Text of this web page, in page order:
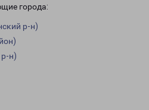
города:
р-н)
н)